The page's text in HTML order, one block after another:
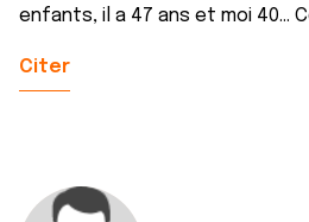
enfants, il a 47 ans et moi 40...
Citer